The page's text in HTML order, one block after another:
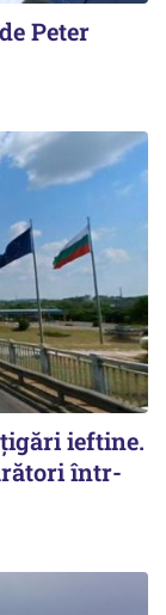
Peter
ieftine.
într-